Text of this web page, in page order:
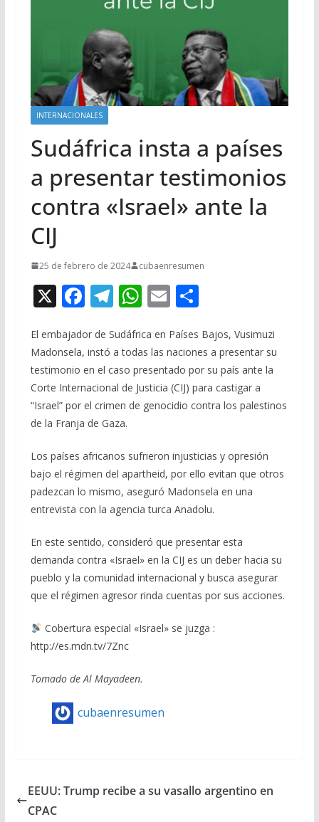
INTERNACIONALES
Sudáfrica insta a países
a presentar testimonios
contra «Israel» ante la
CIJ
25 de febrero de 2024 cubaenresumen
X F
e
b
o
o
k
T
e
gr
a
m
W
at
s
A
p
E
ai
l
C
m
p
ar
ti
El embajador de Sudáfrica en Países Bajos, Vusimuzi
Madonsela, instó a todas las naciones a presentar su
testimonio en el caso presentado por su país ante la
Corte Internacional de Justicia (CIJ) para castigar a
“Israel” por el crimen de genocidio contra los palestinos
de la Franja de Gaza.
Los países africanos sufrieron injusticias y opresión
bajo el régimen del apartheid, por ello evitan que otros
padezcan lo mismo, aseguró Madonsela en una
entrevista con la agencia turca Anadolu.
En este sentido, consideró que presentar esta
demanda contra «Israel» en la CIJ es un deber hacia su
pueblo y la comunidad internacional y busca asegurar
que el régimen agresor rinda cuentas por sus acciones.
Cobertura especial «Israel» se juzga :
http://es.mdn.tv/7Znc
Tomado de Al Mayadeen.
cubaenresumen
EEUU: Trump recibe a su vasallo argentino en
CPAC